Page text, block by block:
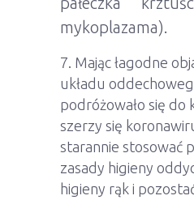
mykoplazama).
Mając łagodne
układu
podróżowało się do
szerzy się
starannie stosować
zasady higieny
higieny rąk i